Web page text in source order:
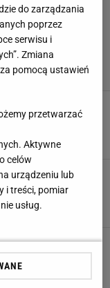
do Wagnera.
był Polakiem
nie miałbym czego
Wójtowicza
i pół roku leczy się z
mam chodzik"
do zarządzania
poprzez
serwisu i
Zmiana
pomocą ustawień
przetwarzać
Aktywne
celów
urządzeniu lub
i treści, pomiar
usług.